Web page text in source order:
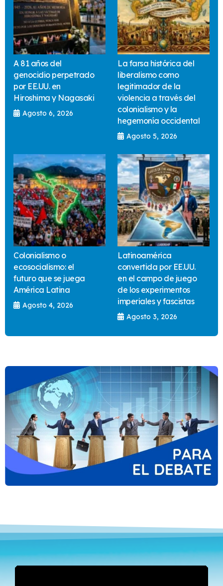
A 81 años del
genocidio perpetrado
por EE.UU. en
Hiroshima y Nagasaki
Agosto 6, 2026
La farsa histórica del
liberalismo como
legitimador de la
violencia a través del
colonialismo y la
hegemonía occidental
Agosto 5, 2026
Colonialismo o
ecosocialismo: el
futuro que se juega
América Latina
Agosto 4, 2026
Latinoamérica
convertida por EE.UU.
en el campo de juego
de los experimentos
imperiales y fascistas
Agosto 3, 2026